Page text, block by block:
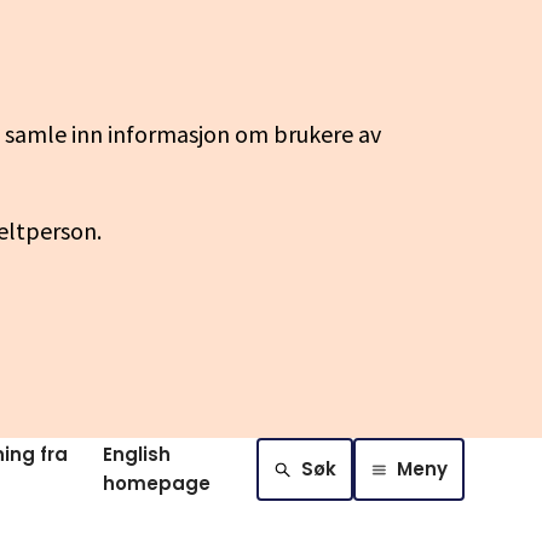
inn informasjon om brukere av
fra
English
homepage
Søk Meny